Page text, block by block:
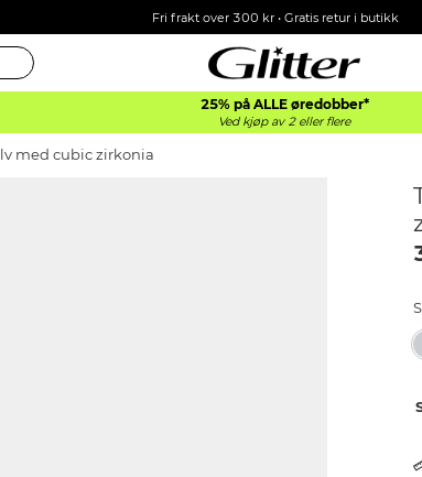
Fri frakt over 300 kr • Gratis retur i butikk
25% på ALLE øredobber*
Ved kjøp av 2 eller flere
med cubic zirkonia